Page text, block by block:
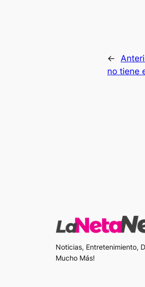
←
no tiene
Noticias, Entretenimiento,
Mucho Más!